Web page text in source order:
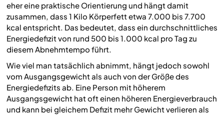
eher eine praktische Orientierung und hängt damit
zusammen, dass 1 Kilo Körperfett etwa 7.000 bis 7.700
kcal entspricht. Das bedeutet, dass ein durchschnittliches
Energiedefizit von rund 500 bis 1.000 kcal pro Tag zu
diesem Abnehmtempo führt.
Wie viel man tatsächlich abnimmt, hängt jedoch sowohl
vom Ausgangsgewicht als auch von der Größe des
Energiedefizits ab. Eine Person mit höherem
Ausgangsgewicht hat oft einen höheren Energieverbrauch
und kann bei gleichem Defizit mehr Gewicht verlieren als